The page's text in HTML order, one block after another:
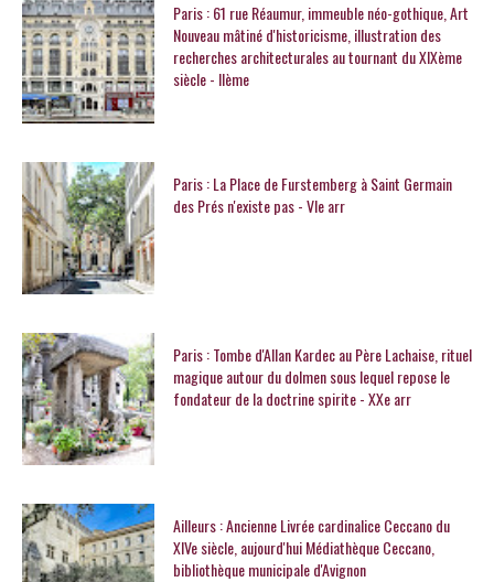
Paris : 61 rue Réaumur, immeuble néo-gothique, Art
Nouveau mâtiné d'historicisme, illustration des
recherches architecturales au tournant du XIXème
siècle - IIème
Paris : La Place de Furstemberg à Saint Germain
des Prés n'existe pas - VIe arr
Paris : Tombe d'Allan Kardec au Père Lachaise, rituel
magique autour du dolmen sous lequel repose le
fondateur de la doctrine spirite - XXe arr
Ailleurs : Ancienne Livrée cardinalice Ceccano du
XIVe siècle, aujourd'hui Médiathèque Ceccano,
bibliothèque municipale d'Avignon